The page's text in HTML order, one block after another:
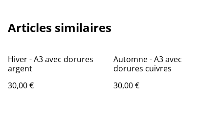
Articles similaires
Hiver - A3 avec dorures
argent
30,00 €
Automne - A3 avec
dorures cuivres
30,00 €